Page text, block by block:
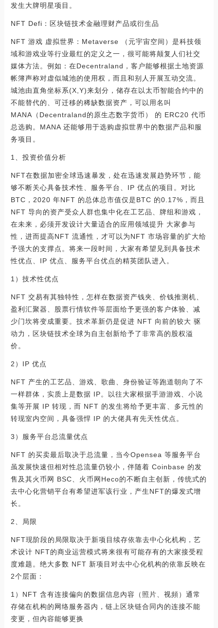
发生大牌明星项目。
NFT Defi：区块链技术金融理财产品或衍生品
NFT 游戏 虚拟世界：Metaverse （元宇宙空间）是科技领
域和游戏业等行业最红的定义之一，很可能将颠复人们社交
媒体方法。例如：在Decentraland，客户能够根据土地资源
帐簿声称对虚似城池的使用权，而且和别人开展互动交流。
城池由直角坐标系(X,Y)来划分，储存在以太币智能合约中的
不能替代的、可迁移的稀缺数据资产，可以用名叫
MANA（Decentraland的原生态数字货币） 的 ERC20 代币
总选购。MANA 还能够用于选购虚拟世界中的数据产品和服
务项目。
1、投资价值分析
NFT在数据加密全球迅速暴发，处在迅速发展趋势环节，能
够不断关心具备技术性、服务平台、IP 优点的项目。对比
BTC，2020 年NFT 的总体总市值仅是BTC 的0.17%，而且
NFT 导向的资产受众人群也集中化在工艺品、牌组和游戏，
在未来，必须开发设计大量适合的应用领域提升 大家参与
性，进而提高NFT 流通性，才可以为NFT 市场容量的扩大给
予强大的支撑点。将来一段时间，大家有希望见到具备技术
性优点、IP 优点、服务平台优点的精英团队进入。
1）技术性优点
NFT 交易有其独特性，怎样在数据资产钱夹、价钱推测机、
盈利汇聚器、股票行情软件等层面给予更强的客户体验、减
少门坎将变成重要。技术革新仍是促进 NFT 向前的较大 驱
动力，区块链技术全球为自主创新给予了非常高的股权溢
价。
2）IP 优点
NFT 产生的工艺品、游戏、歌曲、身份验证等跑道朝向了不
一样群体，实质上是数据 IP。以往大家根据手游游戏、小说
集等开展 IP 转现，而 NFT 的发生将给予更丰富、多元性的
转现室内空间，具备强悍 IP 的大佬具有先天性优点。
3）服务平台总流量优点
NFT 的买卖最后取决于总流量，当今Opensea 等服务平台
虽发展快速但相对性总流量仍较小，伴随着 Coinbase 的发
售及其火币网 BSC、火币网Heco的不断自主创新，传统式的
去中心化营销平台有希望进军该行业，产生NFT的爆发式增
长。
2、局限
NFT现阶段的局限取决于新项目续存依靠去中心化机构，艺
术设计 NFT的商业运营模式将来很有可能存有的大家接受程
度难题。绝大多数 NFT 新项目对去中心化机构的依靠反映在
2个层面：
1）NFT 含有连接偏向的数据信息內容（照片、视頻）通常
存储在机构的网络服务器内，链上区块链合同内的连接不能
变更，但內容能够更换